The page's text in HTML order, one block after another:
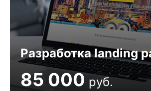
Разработка landing
85 000 руб.